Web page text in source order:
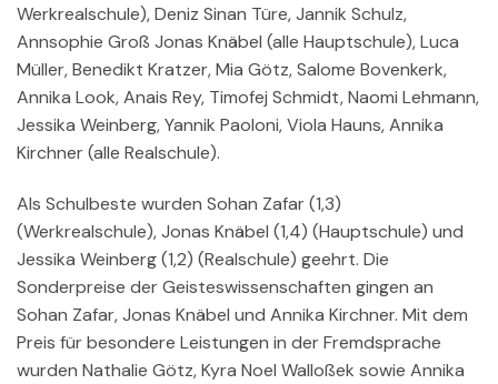
Werkrealschule), Deniz Sinan Türe, Jannik Schulz,
Annsophie Groß Jonas Knäbel (alle Hauptschule), Luca
Müller, Benedikt Kratzer, Mia Götz, Salome Bovenkerk,
Annika Look, Anais Rey, Timofej Schmidt, Naomi Lehmann,
Jessika Weinberg, Yannik Paoloni, Viola Hauns, Annika
Kirchner (alle Realschule).
Als Schulbeste wurden Sohan Zafar (1,3)
(Werkrealschule), Jonas Knäbel (1,4) (Hauptschule) und
Jessika Weinberg (1,2) (Realschule) geehrt. Die
Sonderpreise der Geisteswissenschaften gingen an
Sohan Zafar, Jonas Knäbel und Annika Kirchner. Mit dem
Preis für besondere Leistungen in der Fremdsprache
wurden Nathalie Götz, Kyra Noel Walloßek sowie Annika